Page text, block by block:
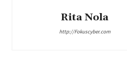
Rita Nola
http://Fokuscyber.com